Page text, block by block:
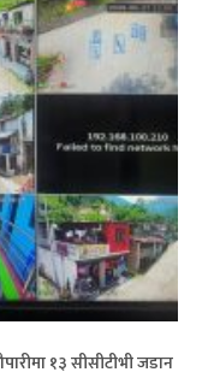
१३ सीसीटीभी जडान